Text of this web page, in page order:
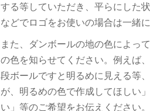
する等していただき、平らにした
などでロゴをお使いの場合は一緒
また、ダンボールの地の色によっ
の色を知らせてください。例えば
段ボールですと明るめに見える等
が、明るめの色で作成してほしい
い」等のご希望をお伝えください。